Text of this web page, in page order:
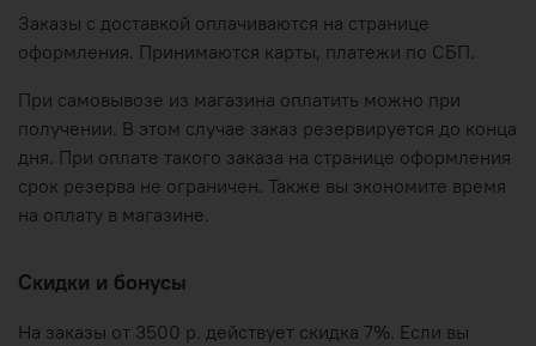
Заказы с доставкой оплачиваются на странице
оформления. Принимаются карты, платежи по СБП.
При самовывозе из магазина оплатить можно при
получении. В этом случае заказ резервируется до конца
дня. При оплате такого заказа на странице оформления
срок резерва не ограничен. Также вы экономите время
на оплату в магазине.
Скидки и бонусы
На заказы от 3500 р. действует скидка 7%. Если вы